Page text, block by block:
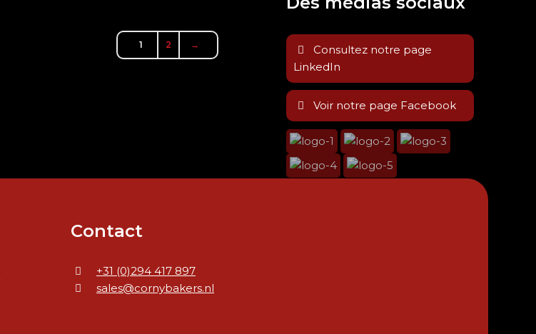
1 2 →
Contact
+31 (0)294 417 897
sales@cornybakers.nl
Consultez notre page
LinkedIn
Voir notre page Facebook